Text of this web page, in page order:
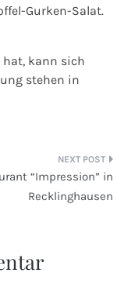
Gurken-Salat.
hat, kann sich
stehen in
“Impression” in
Recklinghausen